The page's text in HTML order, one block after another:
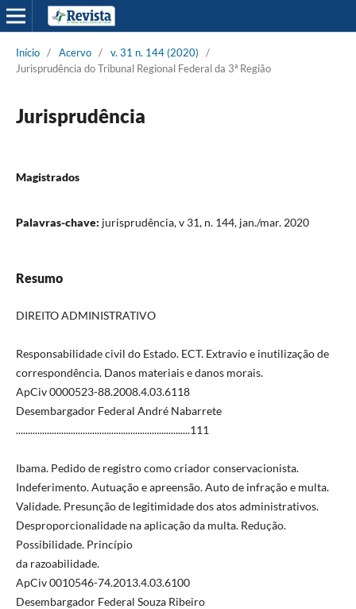
Início / Acervo / v. 31 n. 144 (2020)
/
Jurisprudência do Tribunal Regional Federal da 3ª Região
Jurisprudência
Magistrados
Palavras-chave: jurisprudência, v 31, n. 144, jan./mar. 2020
Resumo
DIREITO ADMINISTRATIVO
Responsabilidade civil do Estado. ECT. Extravio e inutilização de
correspondência. Danos materiais e danos morais.
ApCiv 0000523-88.2008.4.03.6118
Desembargador Federal André Nabarrete
.........................................................................111
Ibama. Pedido de registro como criador conservacionista.
Indeferimento. Autuação e apreensão. Auto de infração e multa.
Validade. Presunção de legitimidade dos atos administrativos.
Desproporcionalidade na aplicação da multa. Redução.
Possibilidade. Princípio
da razoabilidade.
ApCiv 0010546-74.2013.4.03.6100
Desembargador Federal Souza Ribeiro